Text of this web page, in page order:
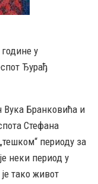
у
Ђурађ
Вука Бранковића и
Стефана
периоду за
неки период у
тако живот